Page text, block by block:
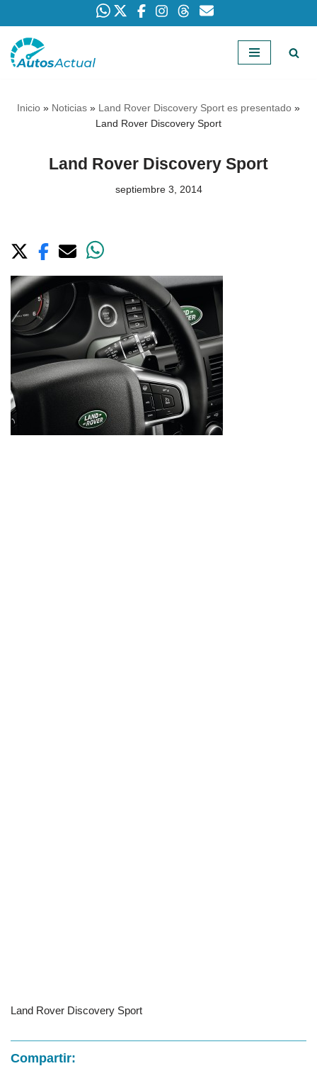
Saltar
Inicio » Noticias » Land Rover Discovery Sport es presentado »
Land Rover Discovery Sport
Land Rover Discovery Sport
septiembre 3, 2014
Land Rover Discovery Sport
Compartir: